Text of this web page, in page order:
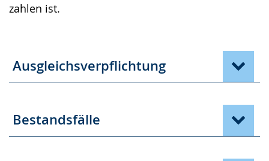
zahlen ist.
Ausgleichsverpflichtung
Bestandsfälle